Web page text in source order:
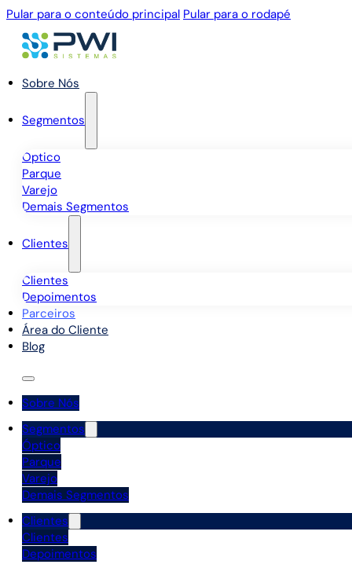
Pular para o conteúdo principal Pular para o rodapé
Sobre Nós
Segmentos
Óptico
Parque
Varejo
Demais Segmentos
Clientes
Clientes
Depoimentos
Parceiros
Área do Cliente
Blog
Sobre Nós
Segmentos
Óptico
Parque
Varejo
Demais Segmentos
Clientes
Clientes
Depoimentos